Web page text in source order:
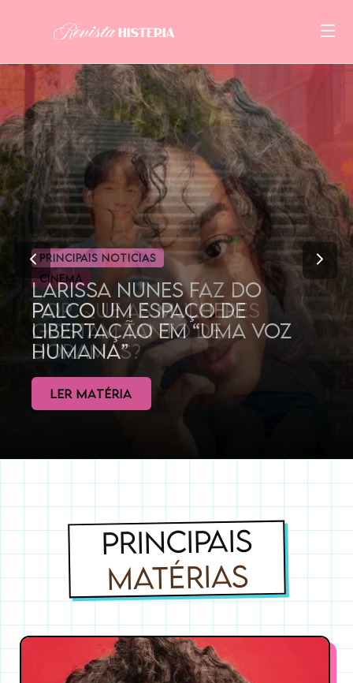
CINEMA
POR QUE AS MULHERES
GOSTAM TANTO DE
DORAMAS?
LER MATÉRIA
PRINCIPAIS
MATÉRIAS